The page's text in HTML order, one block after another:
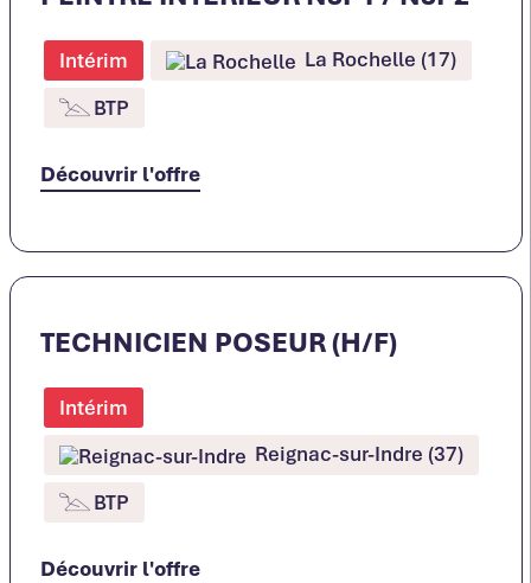
Intérim
La Rochelle (17)
BTP
Découvrir l'offre
TECHNICIEN POSEUR (H/F)
Intérim
Reignac-sur-Indre (37)
BTP
Découvrir l'offre